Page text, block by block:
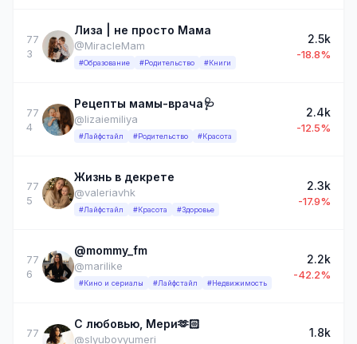
77
3
Лиза | не просто Мама
@MiracleMam
#Образование #Родительство #Книги
2.5k
-18.8%
77
4
Рецепты мамы-врача🩺
@lizaiemiliya
#Лайфстайл #Родительство #Красота
2.4k
-12.5%
77
5
Жизнь в декрете
@valeriavhk
#Лайфстайл #Красота #Здоровье
2.3k
-17.9%
77
6
@mommy_fm
@marilike
#Кино и сериалы #Лайфстайл #Недвижимость
2.2k
-42.2%
77
С любовью, Мери🫶🏻
@slyubovyumeri
1.8k